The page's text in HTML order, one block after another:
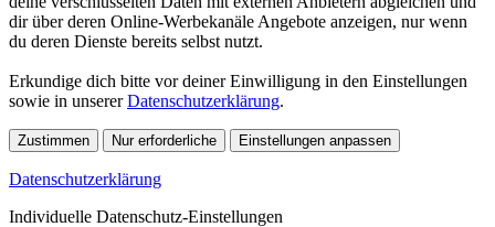
dir über deren Online-Werbekanäle Angebote anzeigen, nur wenn
du deren Dienste bereits selbst nutzt.
Erkundige dich bitte vor deiner Einwilligung in den Einstellungen
sowie in unsererDatenschutzerklärung.
Zustimmen Nur erforderliche Einstellungen anpassen
Datenschutzerklärung
Individuelle Datenschutz-Einstellungen